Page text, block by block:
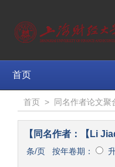
首页
首页 > 同名作者论文聚
【同名作者：【Li
条/页 按年卷期：